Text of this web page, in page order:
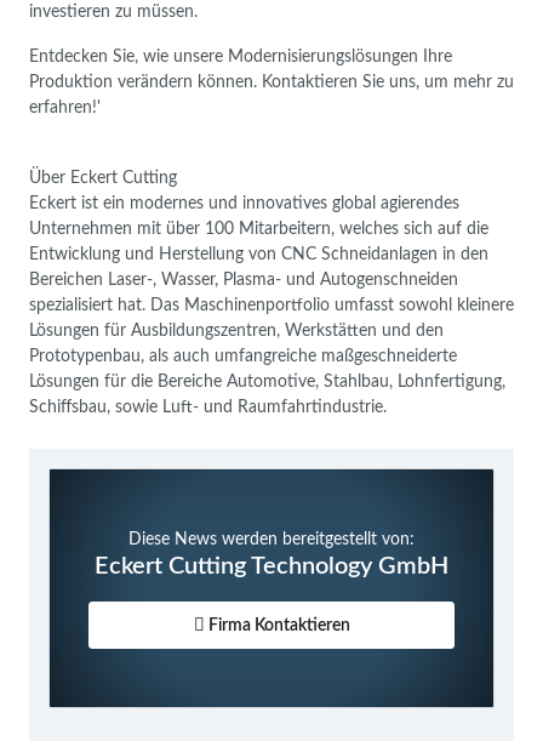
investieren zu müssen.
Entdecken Sie, wie unsere Modernisierungslösungen Ihre
Produktion verändern können. Kontaktieren Sie uns, um mehr zu
erfahren!'
Über Eckert Cutting
Eckert ist ein modernes und innovatives global agierendes
Unternehmen mit über 100 Mitarbeitern, welches sich auf die
Entwicklung und Herstellung von CNC Schneidanlagen in den
Bereichen Laser-, Wasser, Plasma- und Autogenschneiden
spezialisiert hat. Das Maschinenportfolio umfasst sowohl kleinere
Lösungen für Ausbildungszentren, Werkstätten und den
Prototypenbau, als auch umfangreiche maßgeschneiderte
Lösungen für die Bereiche Automotive, Stahlbau, Lohnfertigung,
Schiffsbau, sowie Luft- und Raumfahrtindustrie.
Diese News werden bereitgestellt von:
Eckert Cutting Technology GmbH
Firma Kontaktieren